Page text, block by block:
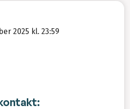
2025 kl. 23:59